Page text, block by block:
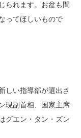
られます。お盆も間
ってほしいもので
しい指導部が選出さ
現副首相、国家主席
グエン・タン・ズン